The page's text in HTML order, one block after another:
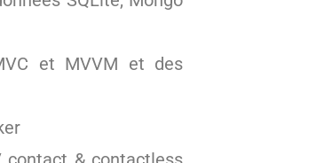
et MVVM et des